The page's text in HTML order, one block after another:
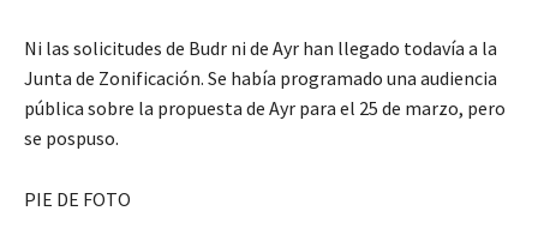
Ni las solicitudes de Budr ni de Ayr han llegado todavía a la
Junta de Zonificación. Se había programado una audiencia
pública sobre la propuesta de Ayr para el 25 de marzo, pero
se pospuso.
PIE DE FOTO